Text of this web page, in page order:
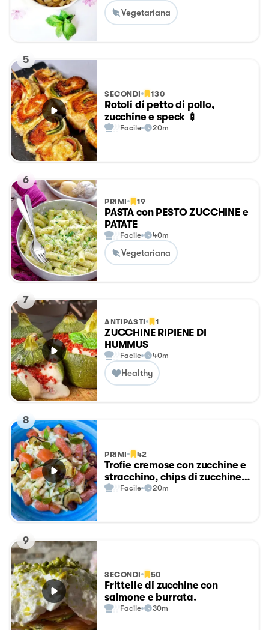
Vegetariana
5
SECONDI 130
Rotoli di petto di pollo,
zucchine e speck 🍢
Facile 20m
6
PRIMI 19
PASTA con PESTO ZUCCHINE e
PATATE
Facile 40m
Vegetariana
7
ANTIPASTI 1
ZUCCHINE RIPIENE DI
HUMMUS
Facile 40m
Healthy
8
PRIMI 42
Trofie cremose con zucchine e
stracchino, chips di zucchine e
tartare di salmone
Facile 20m
9
SECONDI 50
Frittelle di zucchine con
salmone e burrata.
Facile 30m